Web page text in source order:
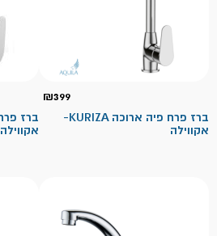
₪399
ברז פרח פיה ארוכה KURIZA-
אקווילה
אקווילה